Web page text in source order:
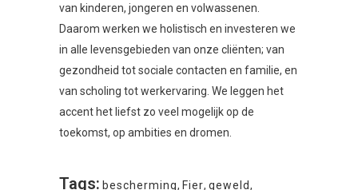
van kinderen, jongeren en volwassenen.
Daarom werken we holistisch en investeren we
in alle levensgebieden van onze cliënten; van
gezondheid tot sociale contacten en familie, en
van scholing tot werkervaring. We leggen het
accent het liefst zo veel mogelijk op de
toekomst, op ambities en dromen.
Tags: bescherming, Fier, geweld,